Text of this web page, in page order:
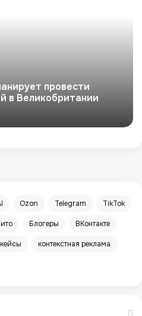
провести
в Великобритании
Ozon Telegram TikTok
Блогеры ВКонтакте
кейсы контекстная реклама